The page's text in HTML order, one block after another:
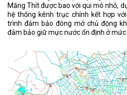
Măng Thít được bao với qui mô nhỏ,
hệ thống kênh trục chính kết hợp
trình đảm bảo đóng mở chủ động
đảm bảo giữ mực nước ổn định ở mức